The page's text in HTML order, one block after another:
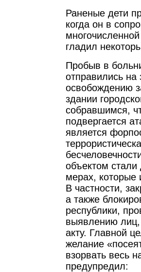
Раненые дети
когда он в
гладил
Пробыв в
отправились
освобождению
здании
собравшимся,
подвергается
является
объектом
мерах, которые
В частности,
а также
республики,
выявлению лиц,
акту. Главной
желание
взорвать весь
предупредил: